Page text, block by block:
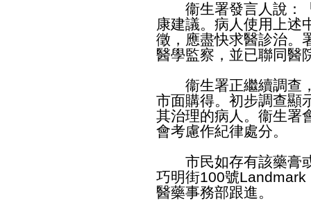
衞生署發言人說：「
康建議。病人使用上述
徵，應盡快求醫診治。
醫學監察，並已聯同醫
衞生署正繼續調查，
市面購得。初步調查顯
其治理的病人。衞生署
會考慮作紀律處分。
市民如存有該藥膏或
巧明街100號
醫藥事務部跟進。